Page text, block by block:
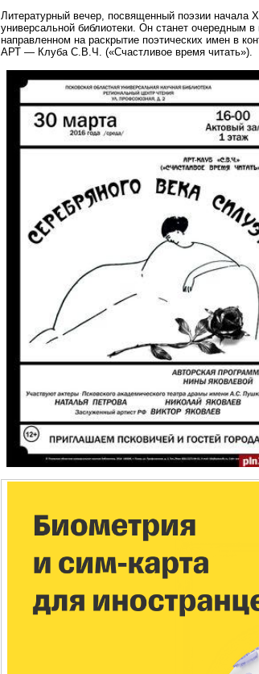
Литературный вечер, посвященный поэзии начала
универсальной библиотеки. Он станет очередным
направленном на раскрытие поэтических имен в
АРТ — Клуба С.В.Ч. («Счастливое время читать»).